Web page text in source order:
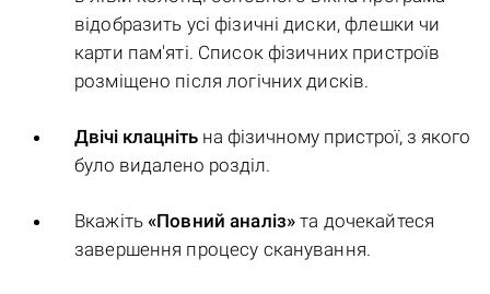
відобразить усі фізичні диски, флешки чи
карти пам'яті. Список фізичних пристроїв
розміщено після логічних дисків.
Двічі клацніть на фізичному пристрої, з якого
було видалено розділ.
Вкажіть«Повний аналіз» та дочекайтеся
завершення процесу сканування.